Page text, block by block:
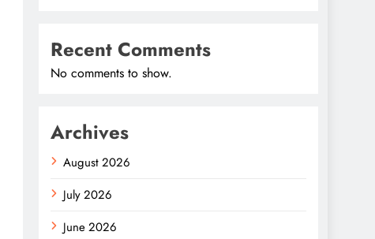
Recent Comments
No comments to show.
Archives
August 2026
July 2026
June 2026